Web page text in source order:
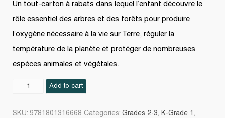
Un tout-carton à rabats dans lequel l’enfant découvre le
rôle essentiel des arbres et des forêts pour produire
l’oxygène nécessaire à la vie sur Terre, réguler la
température de la planète et protéger de nombreuses
espèces animales et végétales.
Pourquoi
Add to cart
SKU: 9781801316668 Categories: Grades 2-3, K-Grade 1 ,